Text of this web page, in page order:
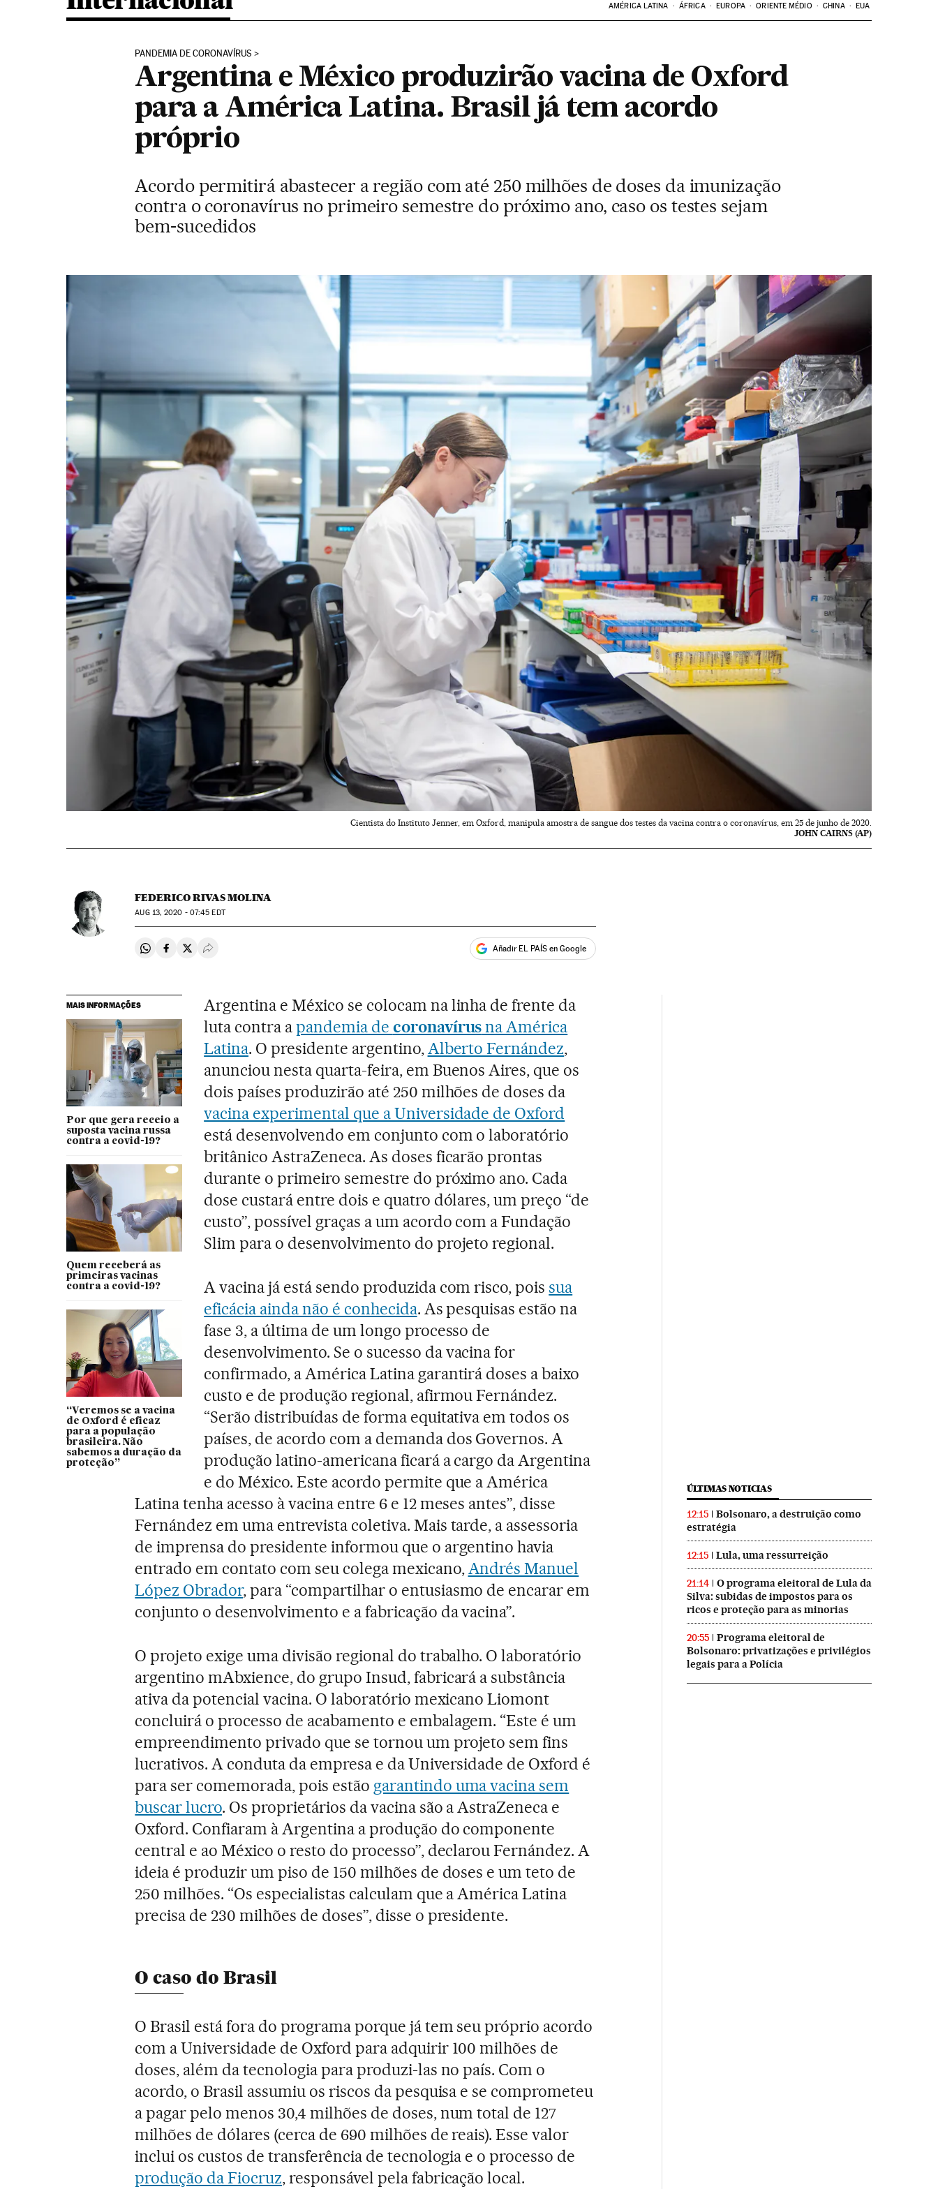
AMÉRICA LATINA ÁFRICA EUROPA ORIENTE MÉDIO CHINA EUA
PANDEMIA DE CORONAVÍRUS
Argentina e México produzirão vacina de Oxford
para a América Latina. Brasil já tem acordo
próprio
Acordo permitirá abastecer a região com até 250 milhões de doses da imunização
contra o coronavírus no primeiro semestre do próximo ano, caso os testes sejam
bem-sucedidos
Cientista do Instituto Jenner, em Oxford, manipula amostra de sangue dos testes da vacina contra o coronavírus, em 25 de junho de 2020.
JOHN CAIRNS (AP)
FEDERICO RIVAS MOLINA
AUG13, 2020 - 07:45 EDT
Compartir en Whatsapp
Compartir en Facebook
Compartir en Twitter
Desplegar Redes Sociales Añadir EL PAÍS en Google
MAIS INFORMAÇÕES
Por que gera receio a
suposta vacina russa
contra a covid-19?
Quem receberá as
primeiras vacinas
contra a covid-19?
“Veremos se a vacina
de Oxford é eficaz
para a população
brasileira. Não
sabemos a duração da
proteção”
Argentina e México se colocam na linha de frente da
luta contra apandemia de coronavírusna América
Latina. O presidente argentino,Alberto Fernández,
anunciou nesta quarta-feira, em Buenos Aires, que os
dois países produzirão até 250 milhões de doses da
vacina experimental que a Universidade de Oxford
está desenvolvendo em conjunto com o laboratório
britânico AstraZeneca. As doses ficarão prontas
durante o primeiro semestre do próximo ano. Cada
dose custará entre dois e quatro dólares, um preço “de
custo”, possível graças a um acordo com a Fundação
Slim para o desenvolvimento do projeto regional.
A vacina já está sendo produzida com risco, poissua
eficácia ainda não é conhecida. As pesquisas estão na
fase 3, a última de um longo processo de
desenvolvimento. Se o sucesso da vacina for
confirmado, a América Latina garantirá doses a baixo
custo e de produção regional, afirmou Fernández.
“Serão distribuídas de forma equitativa em todos os
países, de acordo com a demanda dos Governos. A
produção latino-americana ficará a cargo da Argentina
e do México. Este acordo permite que a América
Latina tenha acesso à vacina entre 6 e 12 meses antes”, disse
Fernández em uma entrevista coletiva. Mais tarde, a assessoria
de imprensa do presidente informou que o argentino havia
entrado em contato com seu colega mexicano,Andrés Manuel
López Obrador, para “compartilhar o entusiasmo de encarar em
conjunto o desenvolvimento e a fabricação da vacina”.
O projeto exige uma divisão regional do trabalho. O laboratório
argentino mAbxience, do grupo Insud, fabricará a substância
ativa da potencial vacina. O laboratório mexicano Liomont
concluirá o processo de acabamento e embalagem. “Este é um
empreendimento privado que se tornou um projeto sem fins
lucrativos. A conduta da empresa e da Universidade de Oxford é
para ser comemorada, pois estão garantindo uma vacina sem
buscar lucro. Os proprietários da vacina são a AstraZeneca e
Oxford. Confiaram à Argentina a produção do componente
central e ao México o resto do processo”, declarou Fernández. A
ideia é produzir um piso de 150 milhões de doses e um teto de
250 milhões. “Os especialistas calculam que a América Latina
precisa de 230 milhões de doses”, disse o presidente.
O caso do Brasil
O Brasil está fora do programa porque já tem seu próprio acordo
com a Universidade de Oxford para adquirir 100 milhões de
doses, além da tecnologia para produzi-las no país. Com o
acordo, o Brasil assumiu os riscos da pesquisa e se comprometeu
a pagar pelo menos 30,4 milhões de doses, num total de 127
milhões de dólares (cerca de 690 milhões de reais). Esse valor
inclui os custos de transferência de tecnologia e o processo de
produção da Fiocruz, responsável pela fabricação local.
ÚLTIMAS NOTICIAS
12:15
Bolsonaro, a destruição como
estratégia
12:15 Lula, uma ressurreição
21:14
O programa eleitoral de Lula da
Silva: subidas de impostos para os
ricos e proteção para as minorias
20:55
Programa eleitoral de
Bolsonaro: privatizações e privilégios
legais para a Polícia